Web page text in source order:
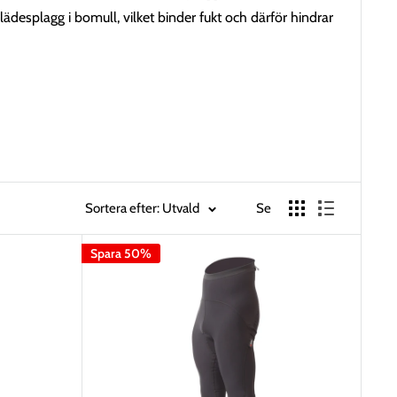
i bomull, vilket binder fukt och därför hindrar
Anledningen är att dessa material inte binder
bomull under dräkten då det binder fukt.
Sortera efter: Utvald Se
Spara 50%